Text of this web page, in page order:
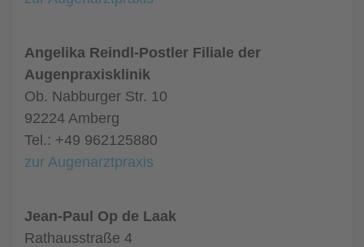
Angelika Reindl-Postler Filiale der
Augenpraxisklinik
Ob. Nabburger Str. 10
92224 Amberg
Tel.: +49 962125880
zur Augenarztpraxis
Jean-Paul Op de Laak
Rathausstraße 4